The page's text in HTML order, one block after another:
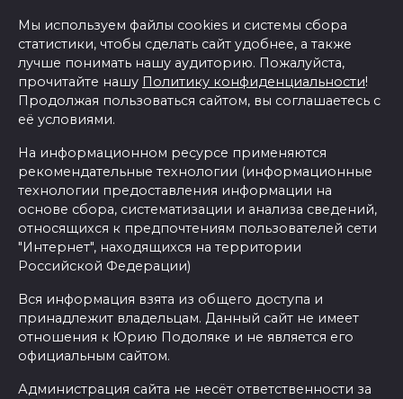
Мы используем файлы cookies и системы сбора
статистики, чтобы сделать сайт удобнее, а также
лучше понимать нашу аудиторию. Пожалуйста,
прочитайте нашу Политику конфиденциальности!
Продолжая пользоваться сайтом, вы соглашаетесь с
её условиями.
На информационном ресурсе применяются
рекомендательные технологии (информационные
технологии предоставления информации на
основе сбора, систематизации и анализа сведений,
относящихся к предпочтениям пользователей сети
"Интернет", находящихся на территории
Российской Федерации)
Вся информация взята из общего доступа и
принадлежит владельцам. Данный сайт не имеет
отношения к Юрию Подоляке и не является его
официальным сайтом.
Администрация сайта не несёт ответственности за